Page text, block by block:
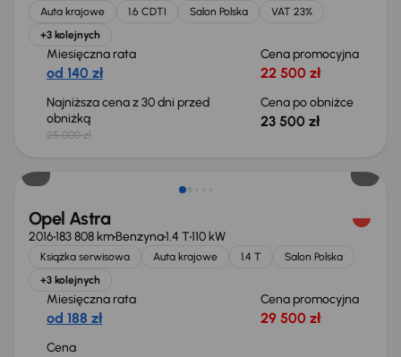
Auta krajowe 1.6 CDTI Salon Polska
VAT 23%
+3 kolejnych
Miesięczna rata
od 140 zł
Cena promocyjna
22 500 zł
Najniższa cena z 30 dni przed
obniżką
25 000 zł
Cena po obniżce
23 500 zł
Opel Astra
2016183 808 kmBenzyna1.4 T110 kW
Książka serwisowa Auta krajowe 1.4 T
Salon Polska
+3 kolejnych
Miesięczna rata
od 188 zł
Cena promocyjna
29 500 zł
Cena